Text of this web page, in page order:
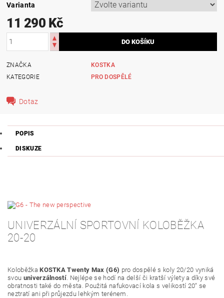
Varianta
11 290 Kč
ZNAČKA
KOSTKA
KATEGORIE
PRO DOSPĚLÉ
Dotaz
POPIS
DISKUZE
UNIVERZÁLNÍ SPORTOVNÍ KOLOBĚŽKA
20-20
KoloběžkaKOSTKA Twenty Max (G6) pro dospělé s koly 20/20 vyniká
svou univerzálností . Nejlépe se hodí na delší či kratší výlety a díky své
obratnosti také do města. Použitá nafukovací kola s velikostí 20“ se
neztratí ani při průjezdu lehkým terénem.